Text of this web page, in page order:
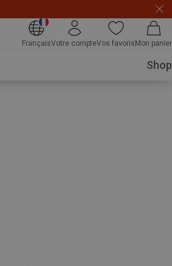
FrançaisVotre compteVos favoris Mon panier
Shop